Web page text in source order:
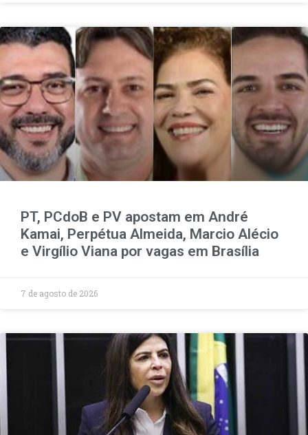
PT, PCdoB e PV apostam em André
Kamai, Perpétua Almeida, Marcio Alécio
e Virgílio Viana por vagas em Brasília
7 de agosto de 2026